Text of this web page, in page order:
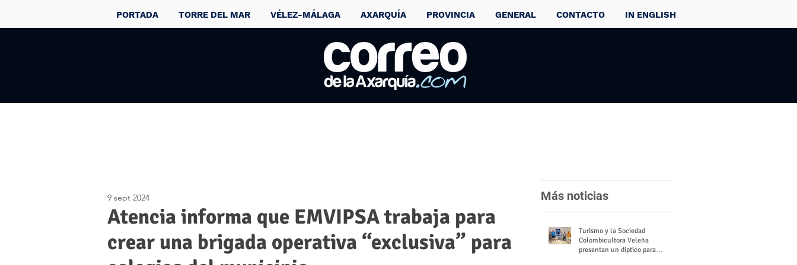
PORTADA TORRE DEL MAR VÉLEZ-MÁLAGA AXARQUÍA PROVINCIA GENERAL CONTACTO IN ENGLISH
Atencia informa que EMVIPSA trabaja para
crear una brigada operativa “exclusiva” para
9 sept 2024 Más noticias
Turismo y la Sociedad
Colombicultora Veleña
presentan un díptico para